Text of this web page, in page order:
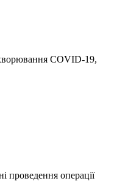
СОVID-19,
проведення операції